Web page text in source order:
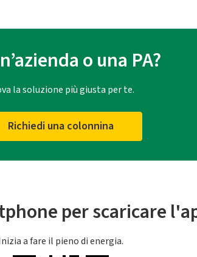
o una PA?
la soluzione più giusta per te.
Richiedi una colonnina
per scaricare
a fare il pieno di energia.